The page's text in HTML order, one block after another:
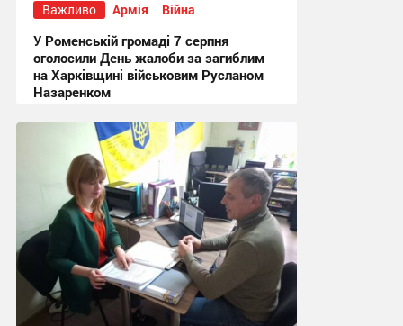
Важливо Армія Війна
У Роменській громаді 7 серпня
оголосили День жалоби за загиблим
на Харківщині військовим Русланом
Назаренком
17:49 сьогодні